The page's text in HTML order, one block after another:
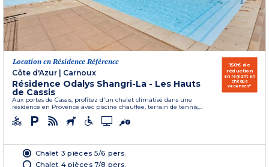
Location en Résidence Référence
Côte d'Azur
Carnoux
Résidence Odalys Shangri-La - Les Hauts
de Cassis
Aux portes de Cassis, profitez d'un chalet climatisé dans une
résidence en Provence avec piscine chauffée, terrain de tennis,...
150€ de
réduction
en réglant en
chèque
vacances*
Chalet 3 pièces 5/6 pers.
Chalet 4 pièces 7/8 pers.